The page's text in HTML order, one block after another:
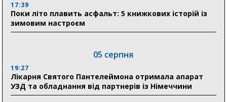
17:39
Поки літо плавить асфальт: 5 книжкових історій із
зимовим настроєм
05 серпня
19:27
Лікарня Святого Пантелеймона отримала апарат
УЗД та обладнання від партнерів із Німеччини